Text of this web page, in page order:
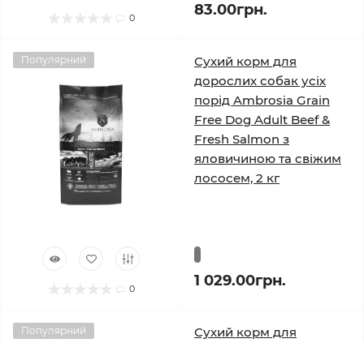
0 83.00грн.
Популярний
0
Сухий корм для
дорослих собак усіх
порід Ambrosia Grain
Free Dog Adult Beef &
Fresh Salmon з
яловичиною та свіжим
лососем, 2 кг
1 029.00грн.
Популярний
Сухий корм для